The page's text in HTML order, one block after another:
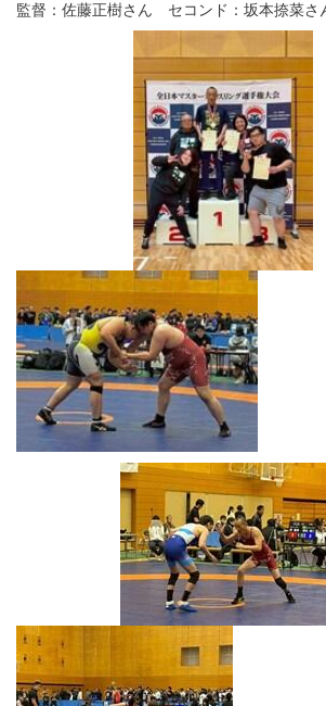
監督：佐藤正樹さん セコンド：坂本捺菜さ